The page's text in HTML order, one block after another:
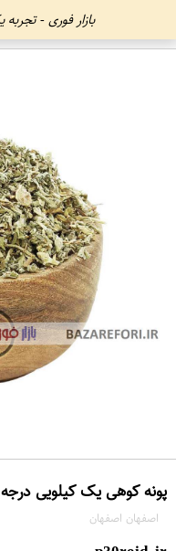
بازار فوری -
پونه کوهی یک کیلویی
اصفهان اصفهان